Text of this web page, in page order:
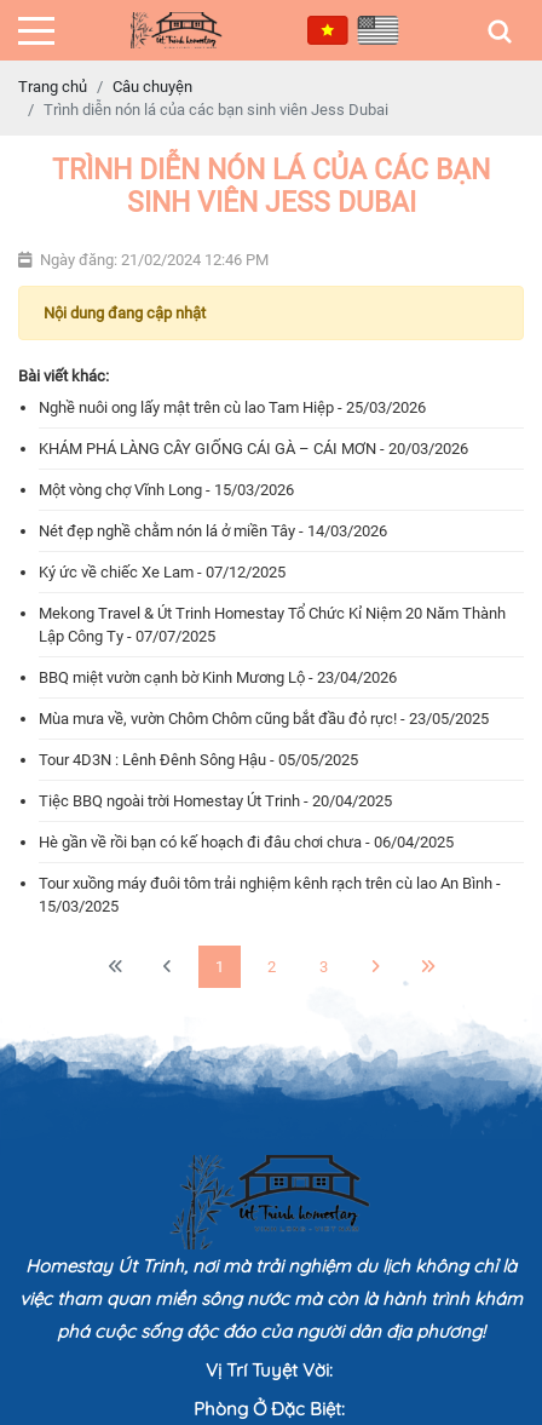
Trang chủ
Câu chuyện
Trình diễn nón lá của các bạn sinh viên Jess Dubai
TRÌNH DIỄN NÓN LÁ CỦA CÁC BẠN
SINH VIÊN JESS DUBAI
Ngày đăng: 21/02/2024 12:46 PM
Nội dung đang cập nhật
Bài viết khác:
Nghề nuôi ong lấy mật trên cù lao Tam Hiệp - 25/03/2026
KHÁM PHÁ LÀNG CÂY GIỐNG CÁI GÀ – CÁI MƠN - 20/03/2026
Một vòng chợ Vĩnh Long - 15/03/2026
Nét đẹp nghề chằm nón lá ở miền Tây - 14/03/2026
Ký ức về chiếc Xe Lam - 07/12/2025
Mekong Travel & Út Trinh Homestay Tổ Chức Kỉ Niệm 20 Năm Thành
Lập Công Ty - 07/07/2025
BBQ miệt vườn cạnh bờ Kinh Mương Lộ - 23/04/2026
Mùa mưa về, vườn Chôm Chôm cũng bắt đầu đỏ rực! - 23/05/2025
Tour 4D3N : Lênh Đênh Sông Hậu - 05/05/2025
Tiệc BBQ ngoài trời Homestay Út Trinh - 20/04/2025
Hè gần về rồi bạn có kế hoạch đi đâu chơi chưa - 06/04/2025
Tour xuồng máy đuôi tôm trải nghiệm kênh rạch trên cù lao An Bình -
15/03/2025
1 2 3
Homestay Út Trinh, nơi mà trải nghiệm du lịch không chỉ là
việc tham quan miền sông nước mà còn là hành trình khám
phá cuộc sống độc đáo của người dân địa phương!
Vị Trí Tuyệt Vời:
Phòng Ở Đặc Biệt: